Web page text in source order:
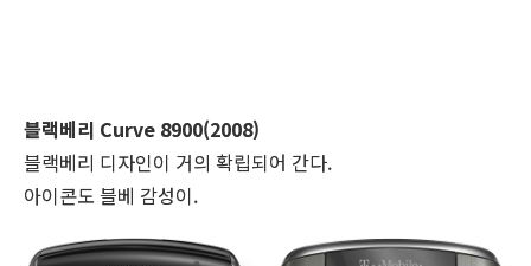
블랙베리 Curve 8900(2008)
블랙베리 디자인이 거의 확립되어 간다.
아이콘도 블베 감성이.